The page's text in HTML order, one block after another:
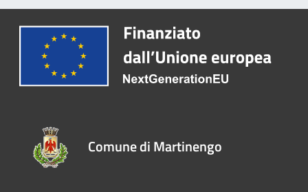
Comune di Martinengo